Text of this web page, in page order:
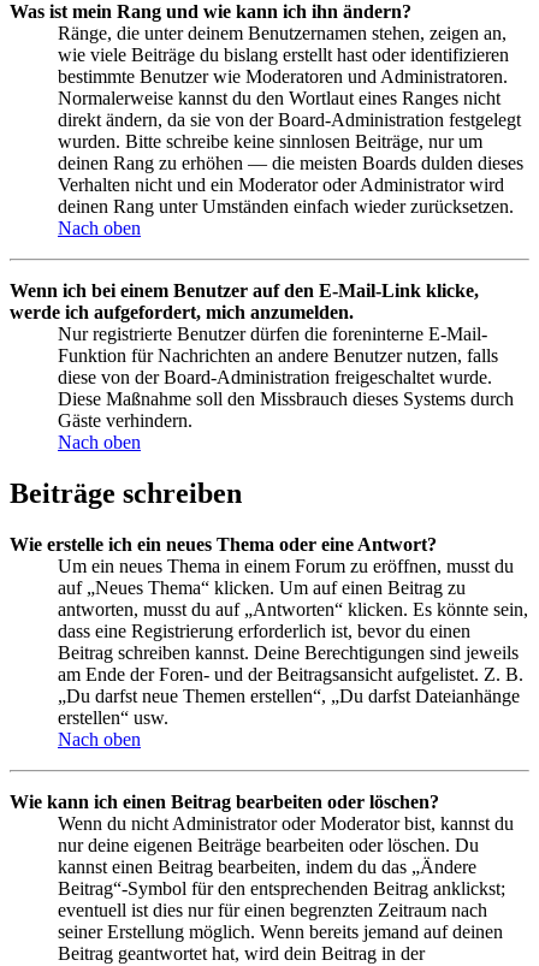
Was ist mein Rang und wie kann ich ihn ändern?
Ränge, die unter deinem Benutzernamen stehen, zeigen an,
wie viele Beiträge du bislang erstellt hast oder identifizieren
bestimmte Benutzer wie Moderatoren und Administratoren.
Normalerweise kannst du den Wortlaut eines Ranges nicht
direkt ändern, da sie von der Board-Administration festgelegt
wurden. Bitte schreibe keine sinnlosen Beiträge, nur um
deinen Rang zu erhöhen — die meisten Boards dulden dieses
Verhalten nicht und ein Moderator oder Administrator wird
deinen Rang unter Umständen einfach wieder zurücksetzen.
Nach oben
Wenn ich bei einem Benutzer auf den E-Mail-Link klicke,
werde ich aufgefordert, mich anzumelden.
Nur registrierte Benutzer dürfen die foreninterne E-Mail-
Funktion für Nachrichten an andere Benutzer nutzen, falls
diese von der Board-Administration freigeschaltet wurde.
Diese Maßnahme soll den Missbrauch dieses Systems durch
Gäste verhindern.
Nach oben
Beiträge schreiben
Wie erstelle ich ein neues Thema oder eine Antwort?
Um ein neues Thema in einem Forum zu eröffnen, musst du
auf „Neues Thema“ klicken. Um auf einen Beitrag zu
antworten, musst du auf „Antworten“ klicken. Es könnte sein,
dass eine Registrierung erforderlich ist, bevor du einen
Beitrag schreiben kannst. Deine Berechtigungen sind jeweils
am Ende der Foren- und der Beitragsansicht aufgelistet. Z. B.
„Du darfst neue Themen erstellen“, „Du darfst Dateianhänge
erstellen“ usw.
Nach oben
Wie kann ich einen Beitrag bearbeiten oder löschen?
Wenn du nicht Administrator oder Moderator bist, kannst du
nur deine eigenen Beiträge bearbeiten oder löschen. Du
kannst einen Beitrag bearbeiten, indem du das „Ändere
Beitrag“-Symbol für den entsprechenden Beitrag anklickst;
eventuell ist dies nur für einen begrenzten Zeitraum nach
seiner Erstellung möglich. Wenn bereits jemand auf deinen
Beitrag geantwortet hat, wird dein Beitrag in der